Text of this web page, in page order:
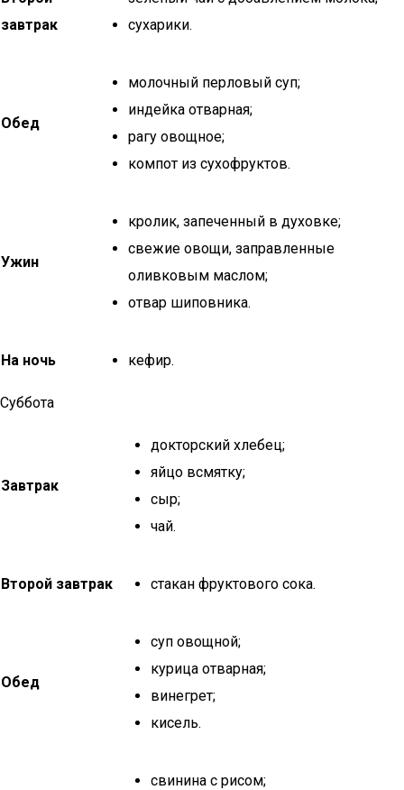
завтрак
сухарики.
Обед
молочный перловый суп;
индейка отварная;
рагу овощное;
компот из сухофруктов.
Ужин
кролик, запеченный в духовке;
свежие овощи, заправленные
оливковым маслом;
отвар шиповника.
На ночь кефир.
Суббота
Завтрак
докторский хлебец;
яйцо всмятку;
сыр;
чай.
Второй завтрак стакан фруктового сока.
Обед
суп овощной;
курица отварная;
винегрет;
кисель.
свинина с рисом;